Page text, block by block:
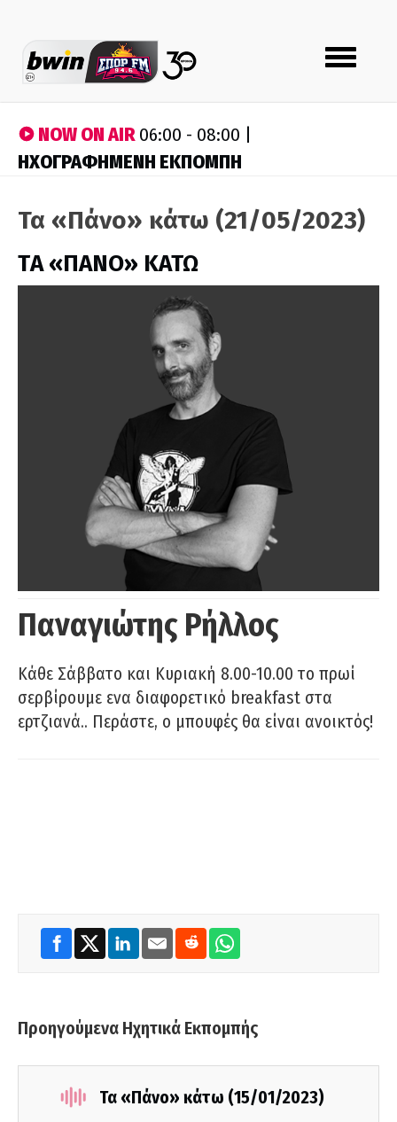
Toggle
navigation
NOW ON AIR06:00 - 08:00 |
ΗΧΟΓΡΑΦΗΜΕΝΗ ΕΚΠΟΜΠΗ
Τα «Πάνο» κάτω (21/05/2023)
ΤA «ΠΑΝΟ» ΚΑΤΩ
Παναγιώτης Ρήλλος
Κάθε Σάββατο και Κυριακή 8.00-10.00 το πρωί
σερβίρουμε ενα διαφορετικό breakfast στα
ερτζιανά.. Περάστε, ο μπουφές θα είναι ανοικτός!
Προηγούμενα Ηχητικά Εκπομπής
Τα «Πάνο» κάτω (15/01/2023)